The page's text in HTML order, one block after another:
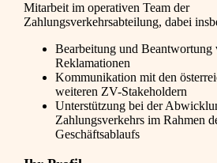
Mitarbeit im operativen Team der
Zahlungsverkehrsabteilung, dabei
Bearbeitung und Beantwortung
Reklamationen
Kommunikation mit den
weiteren ZV-Stakeholdern
Unterstützung bei der
Zahlungsverkehrs im Rahmen
Geschäftsablaufs